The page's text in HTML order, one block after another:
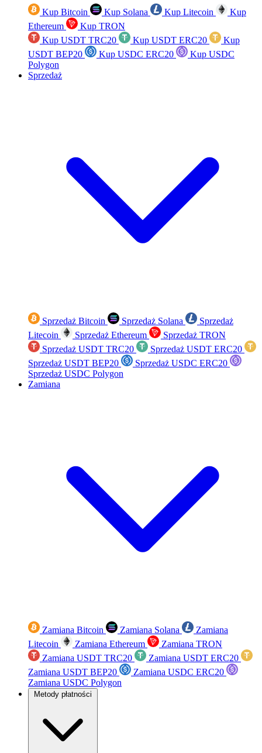
Kup Bitcoin Kup Solana Kup Litecoin
Kup
Ethereum
Kup TRON
Kup USDT TRC20
Kup USDT ERC20
Kup
USDT BEP20
Kup USDC ERC20
Kup USDC
Polygon
Sprzedaż
Sprzedaż Bitcoin Sprzedaż Solana
Sprzedaż
Litecoin
Sprzedaż Ethereum
Sprzedaż TRON
Sprzedaż USDT TRC20
Sprzedaż USDT ERC20
Sprzedaż USDT BEP20
Sprzedaż USDC ERC20
Sprzedaż USDC Polygon
Zamiana
Zamiana Bitcoin Zamiana Solana
Zamiana
Litecoin
Zamiana Ethereum
Zamiana TRON
Zamiana USDT TRC20
Zamiana USDT ERC20
Zamiana USDT BEP20
Zamiana USDC ERC20
Zamiana USDC Polygon
Metody płatności